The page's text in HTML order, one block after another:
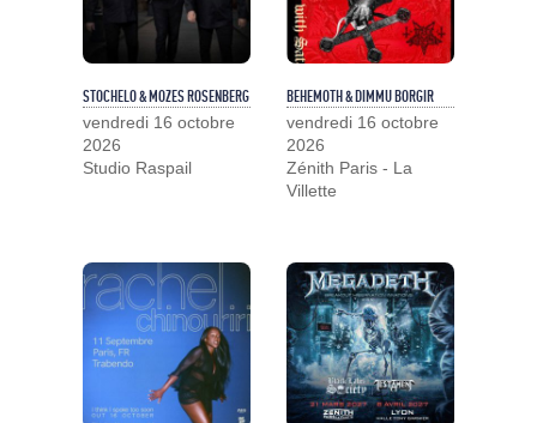
STOCHELO & MOZES ROSENBERG
vendredi 16 octobre
2026
Studio Raspail
BEHEMOTH & DIMMU BORGIR
vendredi 16 octobre
2026
Zénith Paris - La
Villette